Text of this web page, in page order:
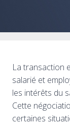
La transaction
salarié et
les intérêts du
Cette
certaines